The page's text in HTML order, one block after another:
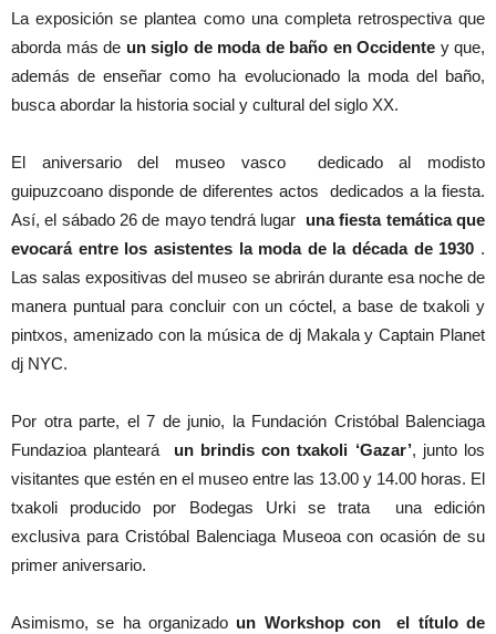
La exposición se plantea como una completa retrospectiva que
aborda más de un siglo de moda de baño en Occidente y que,
además de enseñar como ha evolucionado la moda del baño,
busca abordar la historia social y cultural del siglo XX.
El aniversario del museo vasco dedicado al modisto
guipuzcoano disponde de diferentes actos dedicados a la fiesta.
Así, el sábado 26 de mayo tendrá lugar una fiesta temática que
evocará entre los asistentes la moda de la década de 1930 .
Las salas expositivas del museo se abrirán durante esa noche de
manera puntual para concluir con un cóctel, a base de txakoli y
pintxos, amenizado con la música de dj Makala y Captain Planet
dj NYC.
Por otra parte, el 7 de junio, la Fundación Cristóbal Balenciaga
Fundazioa planteará un brindis con txakoli ‘Gazar’, junto los
visitantes que estén en el museo entre las 13.00 y 14.00 horas. El
txakoli producido por Bodegas Urki se trata una edición
exclusiva para Cristóbal Balenciaga Museoa con ocasión de su
primer aniversario.
Asimismo, se ha organizado un Workshop con el título de